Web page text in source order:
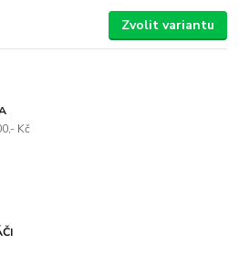
Zvolit variantu
Kč